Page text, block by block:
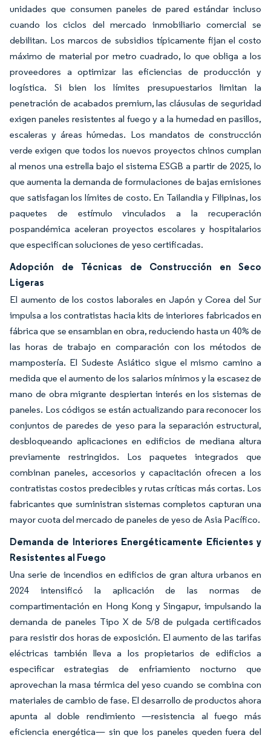
unidades que consumen paneles de pared estándar incluso
cuando los ciclos del mercado inmobiliario comercial se
debilitan. Los marcos de subsidios típicamente fijan el costo
máximo de material por metro cuadrado, lo que obliga a los
proveedores a optimizar las eficiencias de producción y
logística. Si bien los límites presupuestarios limitan la
penetración de acabados premium, las cláusulas de seguridad
exigen paneles resistentes al fuego y a la humedad en pasillos,
escaleras y áreas húmedas. Los mandatos de construcción
verde exigen que todos los nuevos proyectos chinos cumplan
al menos una estrella bajo el sistema ESGB a partir de 2025, lo
que aumenta la demanda de formulaciones de bajas emisiones
que satisfagan los límites de costo. En Tailandia y Filipinas, los
paquetes de estímulo vinculados a la recuperación
pospandémica aceleran proyectos escolares y hospitalarios
que especifican soluciones de yeso certificadas.
Adopción de Técnicas de Construcción en Seco
Ligeras
El aumento de los costos laborales en Japón y Corea del Sur
impulsa a los contratistas hacia kits de interiores fabricados en
fábrica que se ensamblan en obra, reduciendo hasta un 40% de
las horas de trabajo en comparación con los métodos de
mampostería. El Sudeste Asiático sigue el mismo camino a
medida que el aumento de los salarios mínimos y la escasez de
mano de obra migrante despiertan interés en los sistemas de
paneles. Los códigos se están actualizando para reconocer los
conjuntos de paredes de yeso para la separación estructural,
desbloqueando aplicaciones en edificios de mediana altura
previamente restringidos. Los paquetes integrados que
combinan paneles, accesorios y capacitación ofrecen a los
contratistas costos predecibles y rutas críticas más cortas. Los
fabricantes que suministran sistemas completos capturan una
mayor cuota del mercado de paneles de yeso de Asia Pacífico.
Demanda de Interiores Energéticamente Eficientes y
Resistentes al Fuego
Una serie de incendios en edificios de gran altura urbanos en
2024 intensificó la aplicación de las normas de
compartimentación en Hong Kong y Singapur, impulsando la
demanda de paneles Tipo X de 5/8 de pulgada certificados
para resistir dos horas de exposición. El aumento de las tarifas
eléctricas también lleva a los propietarios de edificios a
especificar estrategias de enfriamiento nocturno que
aprovechan la masa térmica del yeso cuando se combina con
materiales de cambio de fase. El desarrollo de productos ahora
apunta al doble rendimiento —resistencia al fuego más
eficiencia energética— sin que los paneles queden fuera del